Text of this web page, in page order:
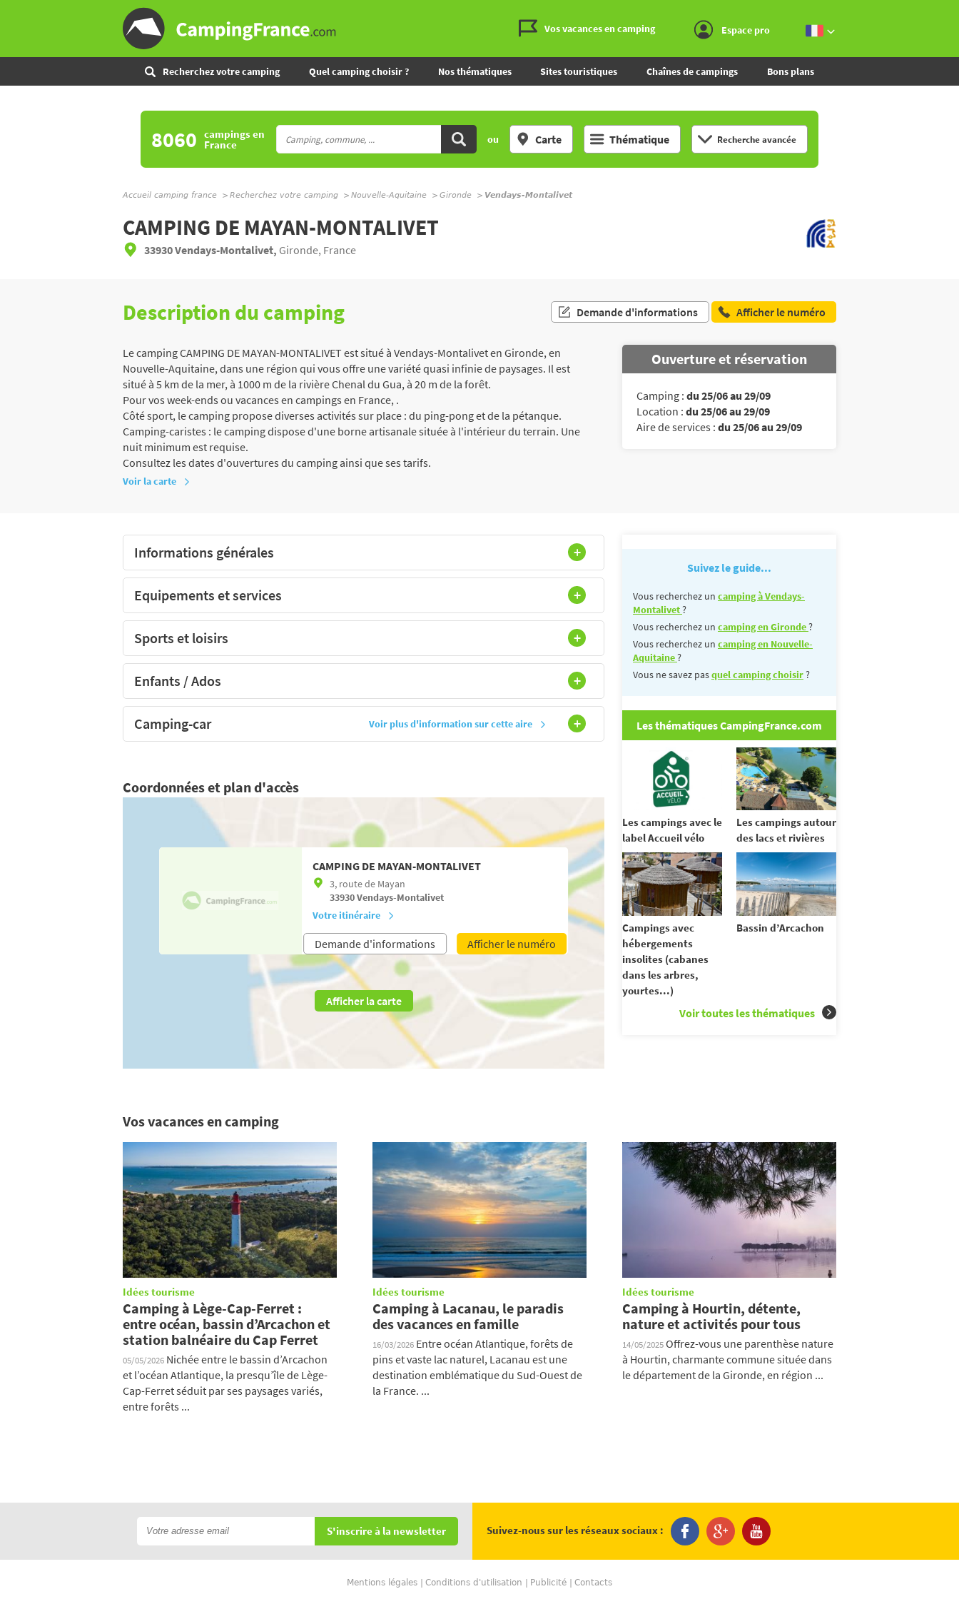
Vos vacances en camping Espace pro
Recherchez votre camping Quel camping choisir ? Nos thématiques Sites touristiques Chaînes de campings Bons plans
8060 campingsen
France ou Carte Thématique Recherche avancée
Accueil camping france Recherchez votre camping Nouvelle-Aquitaine Gironde Vendays-Montalivet
CAMPING DE MAYAN-MONTALIVET
33930 Vendays-Montalivet, Gironde, France
Description du camping Demande d'informations Afficher le numéro
Le camping CAMPING DE MAYAN-MONTALIVET est situé à Vendays-Montalivet en Gironde, en
Nouvelle-Aquitaine, dans une région qui vous offre une variété quasi infinie de paysages. Il est
situé à 5 km de la mer, à 1000 m de la rivière Chenal du Gua, à 20 m de la forêt.
Pour vos week-ends ou vacances en campings en France, .
Côté sport, le camping propose diverses activités sur place : du ping-pong et de la pétanque.
Camping-caristes : le camping dispose d'une borne artisanale située à l'intérieur du terrain. Une
nuit minimum est requise.
Consultez les dates d'ouvertures du camping ainsi que ses tarifs.
Ouverture et réservation
Camping : du 25/06 au 29/09
Location : du 25/06 au 29/09
Aire de services : du 25/06 au 29/09
Voir la carte
Informations générales
Equipements et services
Sports et loisirs
Enfants / Ados
Camping-car Voir plus d'information sur cette aire
Coordonnées et plan d'accès
CAMPING DE MAYAN-MONTALIVET
3, route de Mayan
33930Vendays-Montalivet
Votre itinéraire
Demande d'informations Afficher le numéro
Afficher la carte
Suivez le guide...
Vous recherchez un camping à Vendays-
Montalivet?
Vous recherchez un camping en Gironde?
Vous recherchez un camping en Nouvelle-
Aquitaine?
Vous ne savez pasquel camping choisir?
Les thématiques CampingFrance.com
Les campings avec le
label Accueil vélo
Les campings autour
des lacs et rivières
Campings avec
hébergements
insolites (cabanes
dans les arbres,
yourtes...)
Bassin d’Arcachon
Voir toutes les thématiques
Vos vacances en camping
Idées tourisme
Camping à Lège-Cap-Ferret :
entre océan, bassin d’Arcachon et
station balnéaire du Cap Ferret
05/05/2026 Nichée entre le bassin d’Arcachon
et l’océan Atlantique, la presqu’île de Lège-
Cap-Ferret séduit par ses paysages variés,
entre forêts ...
Idées tourisme
Camping à Lacanau, le paradis
des vacances en famille
16/03/2026 Entre océan Atlantique, forêts de
pins et vaste lac naturel, Lacanau est une
destination emblématique du Sud-Ouest de
la France. ...
Idées tourisme
Camping à Hourtin, détente,
nature et activités pour tous
14/05/2025Offrez-vous une parenthèse nature
à Hourtin, charmante commune située dans
le département de la Gironde, en région ...
S'inscrire à la newsletter Suivez-nous sur les réseaux sociaux :
Mentions légales Conditions d'utilisation Publicité Contacts